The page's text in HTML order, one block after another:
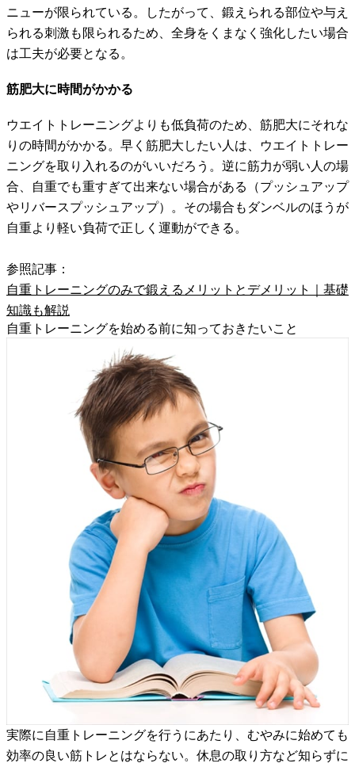
ニューが限られている。したがって、鍛えられる部位や与え
られる刺激も限られるため、全身をくまなく強化したい場合
は工夫が必要となる。
筋肥大に時間がかかる
ウエイトトレーニングよりも低負荷のため、筋肥大にそれな
りの時間がかかる。早く筋肥大したい人は、ウエイトトレー
ニングを取り入れるのがいいだろう。逆に筋力が弱い人の場
合、自重でも重すぎて出来ない場合がある（プッシュアップ
やリバースプッシュアップ）。その場合もダンベルのほうが
自重より軽い負荷で正しく運動ができる。
参照記事：
自重トレーニングのみで鍛えるメリットとデメリット｜基礎
知識も解説
自重トレーニングを始める前に知っておきたいこと
実際に自重トレーニングを行うにあたり、むやみに始めても
効率の良い筋トレとはならない。休息の取り方など知らずに